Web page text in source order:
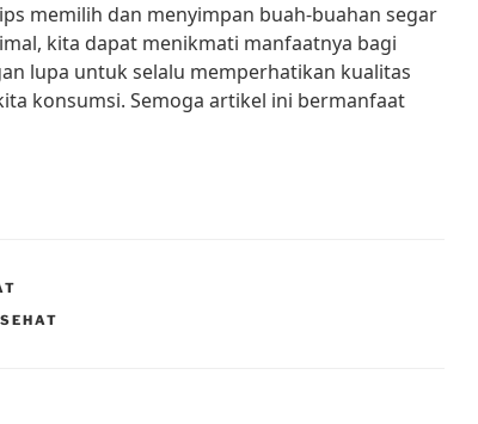
memilih dan menyimpan buah-buahan segar
kita dapat menikmati manfaatnya bagi
lupa untuk selalu memperhatikan kualitas
konsumsi. Semoga artikel ini bermanfaat